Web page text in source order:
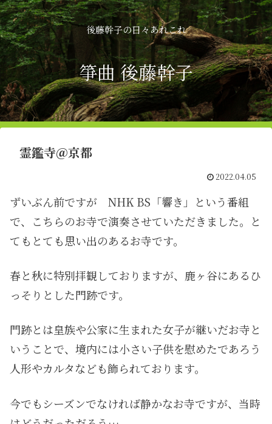
後藤幹子の日々あれこれ
箏曲 後藤幹子
霊鑑寺＠京都
2022.04.05
ずいぶん前ですが NHK BS「響き」という番組
で、こちらのお寺で演奏させていただきました。と
てもとても思い出のあるお寺です。
春と秋に特別拝観しておりますが、鹿ヶ谷にあるひ
っそりとした門跡です。
門跡とは皇族や公家に生まれた女子が継いだお寺と
いうことで、境内には小さい子供を慰めたであろう
人形やカルタなども飾られております。
今でもシーズンでなければ静かなお寺ですが、当時